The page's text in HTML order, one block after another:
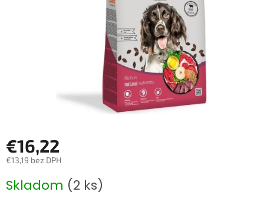
€16,22
€13,19 bez DPH
cena:
Skladom (2 ks)